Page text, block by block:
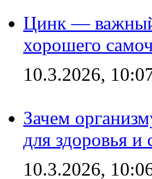
Цинк — важный
хорошего
10.3.2026,
Зачем
для здоровья и
10.3.2026,